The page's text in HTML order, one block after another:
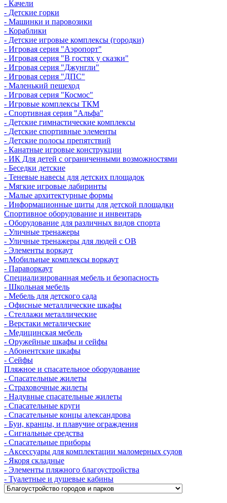
- Качели
- Детские горки
- Машинки и паровозики
- Кораблики
- Детские игровые комплексы (городки)
- Игровая серия "Аэропорт"
- Игровая серия "В гостях у сказки"
- Игровая серия "Джунгли"
- Игровая серия "ДПС"
- Маленький пешеход
- Игровая серия "Космос"
- Игровые комплексы ТКМ
- Спортивная серия "Альфа"
- Детские гимнастические комплексы
- Детские спортивные элементы
- Детские полосы препятствий
- Канатные игровые конструкции
- ИК Для детей с ограниченными возможностями
- Беседки детские
- Теневые навесы для детских площадок
- Мягкие игровые лабиринты
- Малые архитектурные формы
- Информационные щиты для детской площадки
Спортивное оборудование и инвентарь
- Оборудование для различных видов спорта
- Уличные тренажеры
- Уличные тренажеры для людей с ОВ
- Элементы воркаут
- Мобильные комплексы воркаут
- Параворкаут
Cпециализированная мебель и безопасность
- Школьная мебель
- Мебель для детского сада
- Офисные металлические шкафы
- Стеллажи металлические
- Верстаки металические
- Медицинская мебель
- Оружейные шкафы и сейфы
- Абонентские шкафы
- Сейфы
Пляжное и спасательное оборудование
- Спасательные жилеты
- Страховочные жилеты
- Надувные спасательные жилеты
- Спасательные круги
- Спасательные концы александрова
- Буи, кранцы, и плавучие ограждения
- Сигнальные средства
- Спасательные приборы
- Аксессуары для комплектации маломерных судов
- Якоря складные
- Элементы пляжного благоустройства
- Туалетные и душевые кабины